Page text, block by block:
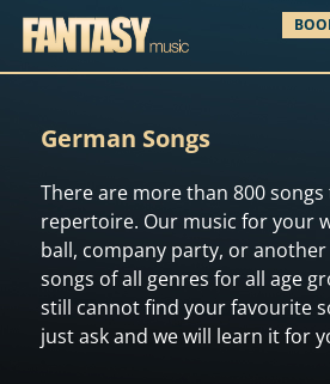
German Songs
There are more than 800
repertoire. Our music for your
ball, company party, or
songs of all genres for all age
still cannot find your favourite
just ask and we will learn it for